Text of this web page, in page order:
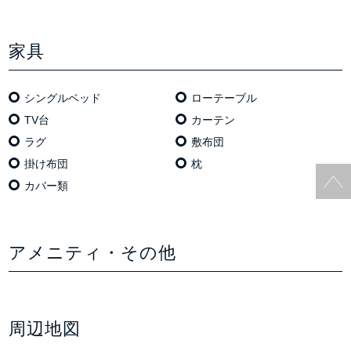
家具
シングルベッド
ローテーブル
TV台
カーテン
ラグ
敷布団
掛け布団
枕
カバー類
アメニティ・その他
周辺地図